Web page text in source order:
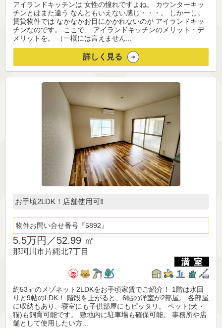
アイランドキッチンは 女性の憧れですよね。 カウンターキッ
チンとはまた違う なんともいえない感じ・・・。 しかーし。
賃貸物件では なかなかお目にかかれないのが アイランドキッ
チンなのです。 ここで、 アイランドキッチンのメリット・デ
メリットを。 （一概には言えません...
詳しく見る
お手頃2LDK！店舗使用可‼
物件お問い合せ番号 5892
5.5万円／52.99 ㎡
那珂川市片縄北7丁目
約53㎡のメゾネット2LDKをお手頃家賃でご紹介！ 1階は水回
りと9帖のLDK！ 階段を上がると、6帖の洋室が2部屋。 各部屋
に収納もあり、寝室にも子供部屋にもピッタリ。 ペット(犬・
猫)も飼育可能です。 敷地内に駐車場も確保可能。 事務所や店
舗として使用したい方...